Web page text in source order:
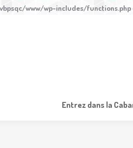
www/wp-includes/functions.php
Entrez dans la